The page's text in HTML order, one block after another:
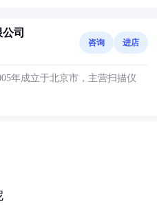
司
咨询 进店
年成立于北京市，主营扫描仪